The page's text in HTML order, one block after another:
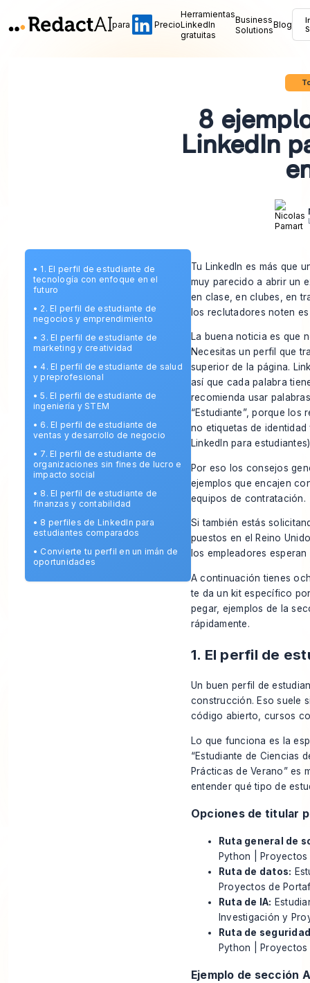
para Precio
Herramientas
LinkedIn
gratuitas
Business
SolutionsBlog
8
LinkedIn
• 1. El perfil de estudiante de
tecnología con enfoque en el
futuro
• 2. El perfil de estudiante de
negocios y emprendimiento
• 3. El perfil de estudiante de
marketing y creatividad
• 4. El perfil de estudiante de salud
y preprofesional
•5. El perfil de estudiante de
ingeniería y STEM
• 6. El perfil de estudiante de
ventas y desarrollo de negocio
• 7. El perfil de estudiante de
organizaciones sin fines de lucro e
impacto social
• 8. El perfil de estudiante de
finanzas y contabilidad
• 8 perfiles de LinkedIn para
estudiantes comparados
• Convierte tu perfil en un imán de
oportunidades
Tu LinkedIn es más que
muy parecido a abrir un
en clase, en clubes, en
los reclutadores noten
La buena noticia es que
Necesitas un perfil que
superior de la página.
así que cada palabra
recomienda usar
“Estudiante”, porque
no etiquetas de identidad
LinkedIn para estudiantes
Por eso los consejos
ejemplos que encajen
equipos de contratación.
Si también estás
puestos en el Reino Unido
los empleadores
A continuación tienes
te da un kit específico
pegar, ejemplos de la
rápidamente.
1. El perfil de
Un buen perfil de
construcción. Eso suele
código abierto, cursos
Lo que funciona es la
“Estudiante de Ciencias
Prácticas de Verano” es
entender qué tipo de
Opciones de titular
Ruta general de
Python |
Ruta de datos:
Proyectos de
Ruta de IA:
Investigación y
Ruta de
Python |
Ejemplo de sección